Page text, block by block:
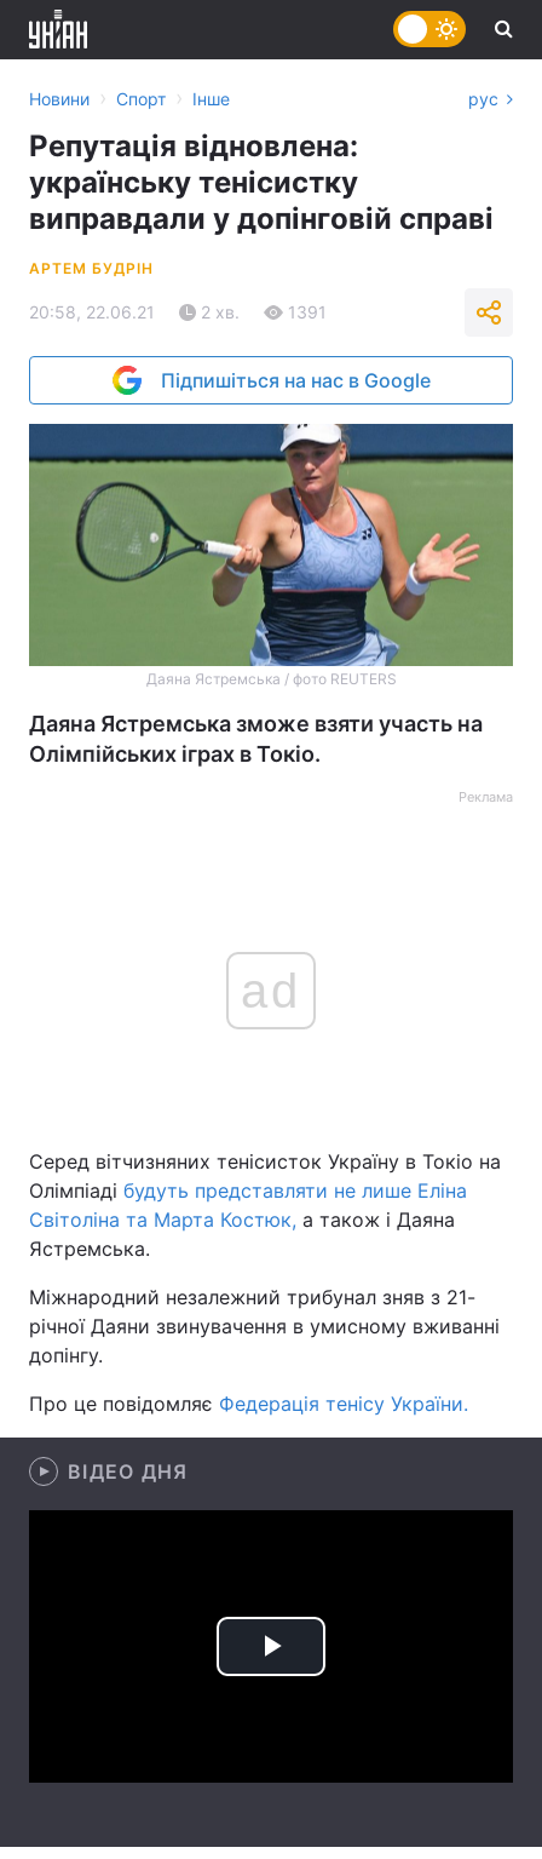
Головна Війна
Україна
Економіка Світ
Спорт
Техно і зв'язок Лайт
Зброя
Здоров'я Туризм
Регіони
Архів Вакансії
Новини › Спорт › Інше рус
Репутація відновлена:
українську тенісистку
виправдали у допінговій справі
АРТЕМ БУДРІН
20:58, 22.06.21 2 хв. 1391
Підпишіться на нас в Google
Даяна Ястремська / фото REUTERS
Даяна Ястремська зможе взяти участь на
Олімпійських іграх в Токіо.
Реклама
ad
Серед вітчизняних тенісисток Україну в Токіо на
Олімпіаді будуть представляти не лише Еліна
Світоліна та Марта Костюк, а також і Даяна
Ястремська.
Міжнародний незалежний трибунал зняв з 21-
річної Даяни звинувачення в умисному вживанні
допінгу.
Про це повідомляє Федерація тенісу України.
ВІДЕО ДНЯ
Play